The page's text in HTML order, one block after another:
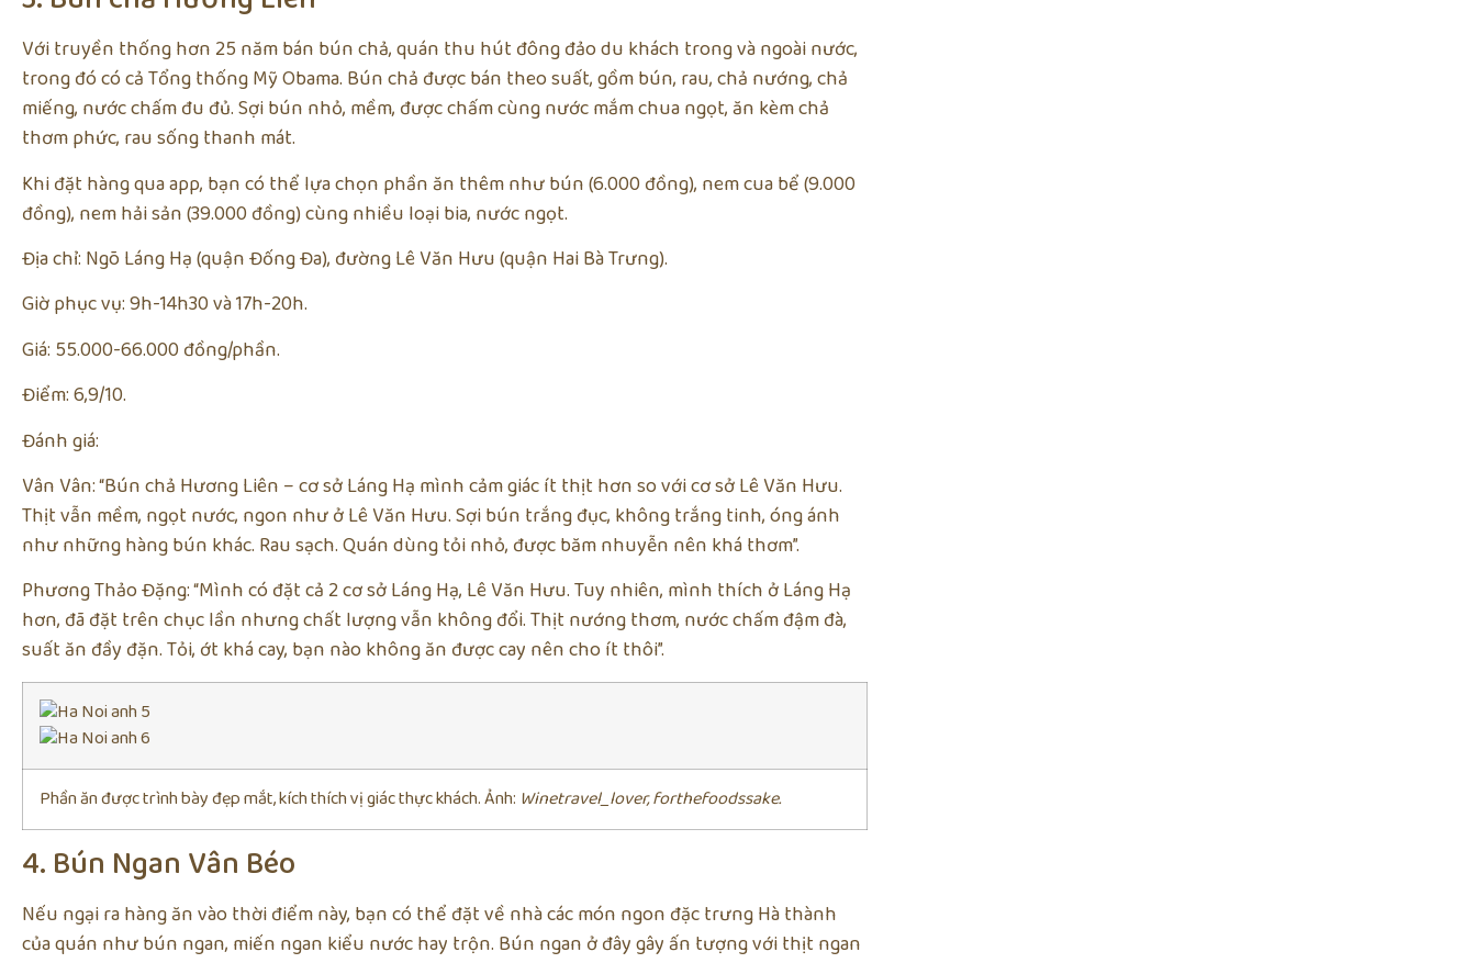
Với truyền thống hơn 25 năm bán bún chả, quán thu hút đông đảo du khách trong và ngoài nước,
trong đó có cả Tổng thống Mỹ Obama. Bún chả được bán theo suất, gồm bún, rau, chả nướng, chả
miếng, nước chấm đu đủ. Sợi bún nhỏ, mềm, được chấm cùng nước mắm chua ngọt, ăn kèm chả
thơm phức, rau sống thanh mát.
Khi đặt hàng qua app, bạn có thể lựa chọn phần ăn thêm như bún (6.000 đồng), nem cua bể (9.000
đồng), nem hải sản (39.000 đồng) cùng nhiều loại bia, nước ngọt.
Địa chỉ: Ngõ Láng Hạ (quận Đống Đa), đường Lê Văn Hưu (quận Hai Bà Trưng).
Giờ phục vụ: 9h-14h30 và 17h-20h.
Giá: 55.000-66.000 đồng/phần.
Điểm: 6,9/10.
Đánh giá:
Vân Vân: “Bún chả Hương Liên – cơ sở Láng Hạ mình cảm giác ít thịt hơn so với cơ sở Lê Văn Hưu.
Thịt vẫn mềm, ngọt nước, ngon như ở Lê Văn Hưu. Sợi bún trắng đục, không trắng tinh, óng ánh
như những hàng bún khác. Rau sạch. Quán dùng tỏi nhỏ, được băm nhuyễn nên khá thơm”.
Phương Thảo Đặng: “Mình có đặt cả 2 cơ sở Láng Hạ, Lê Văn Hưu. Tuy nhiên, mình thích ở Láng Hạ
hơn, đã đặt trên chục lần nhưng chất lượng vẫn không đổi. Thịt nướng thơm, nước chấm đậm đà,
suất ăn đầy đặn. Tỏi, ớt khá cay, bạn nào không ăn được cay nên cho ít thôi”.
Phần ăn được trình bày đẹp mắt, kích thích vị giác thực khách. Ảnh: Winetravel_lover, forthefoodssake.
4. Bún Ngan Vân Béo
Nếu ngại ra hàng ăn vào thời điểm này, bạn có thể đặt về nhà các món ngon đặc trưng Hà thành
của quán như bún ngan, miến ngan kiểu nước hay trộn. Bún ngan ở đây gây ấn tượng với thịt ngan